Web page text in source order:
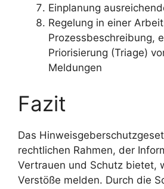
Einplanung
Regelung in einer
Prozessbeschreibung,
Priorisierung (Triage)
Meldungen
Fazit
Das
rechtlichen Rahmen, der
Vertrauen und Schutz bietet,
Verstöße melden. Durch die